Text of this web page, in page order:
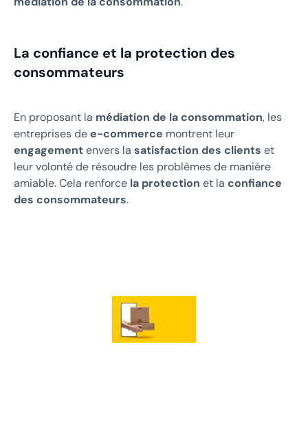
La confiance et la protection des
consommateurs
En proposant la médiation de la consommation, les
entreprises dee-commerce montrent leur
engagementenvers la satisfaction des clients et
leur volonté de résoudre les problèmes de manière
amiable. Cela renforce la protection et la confiance
des consommateurs.